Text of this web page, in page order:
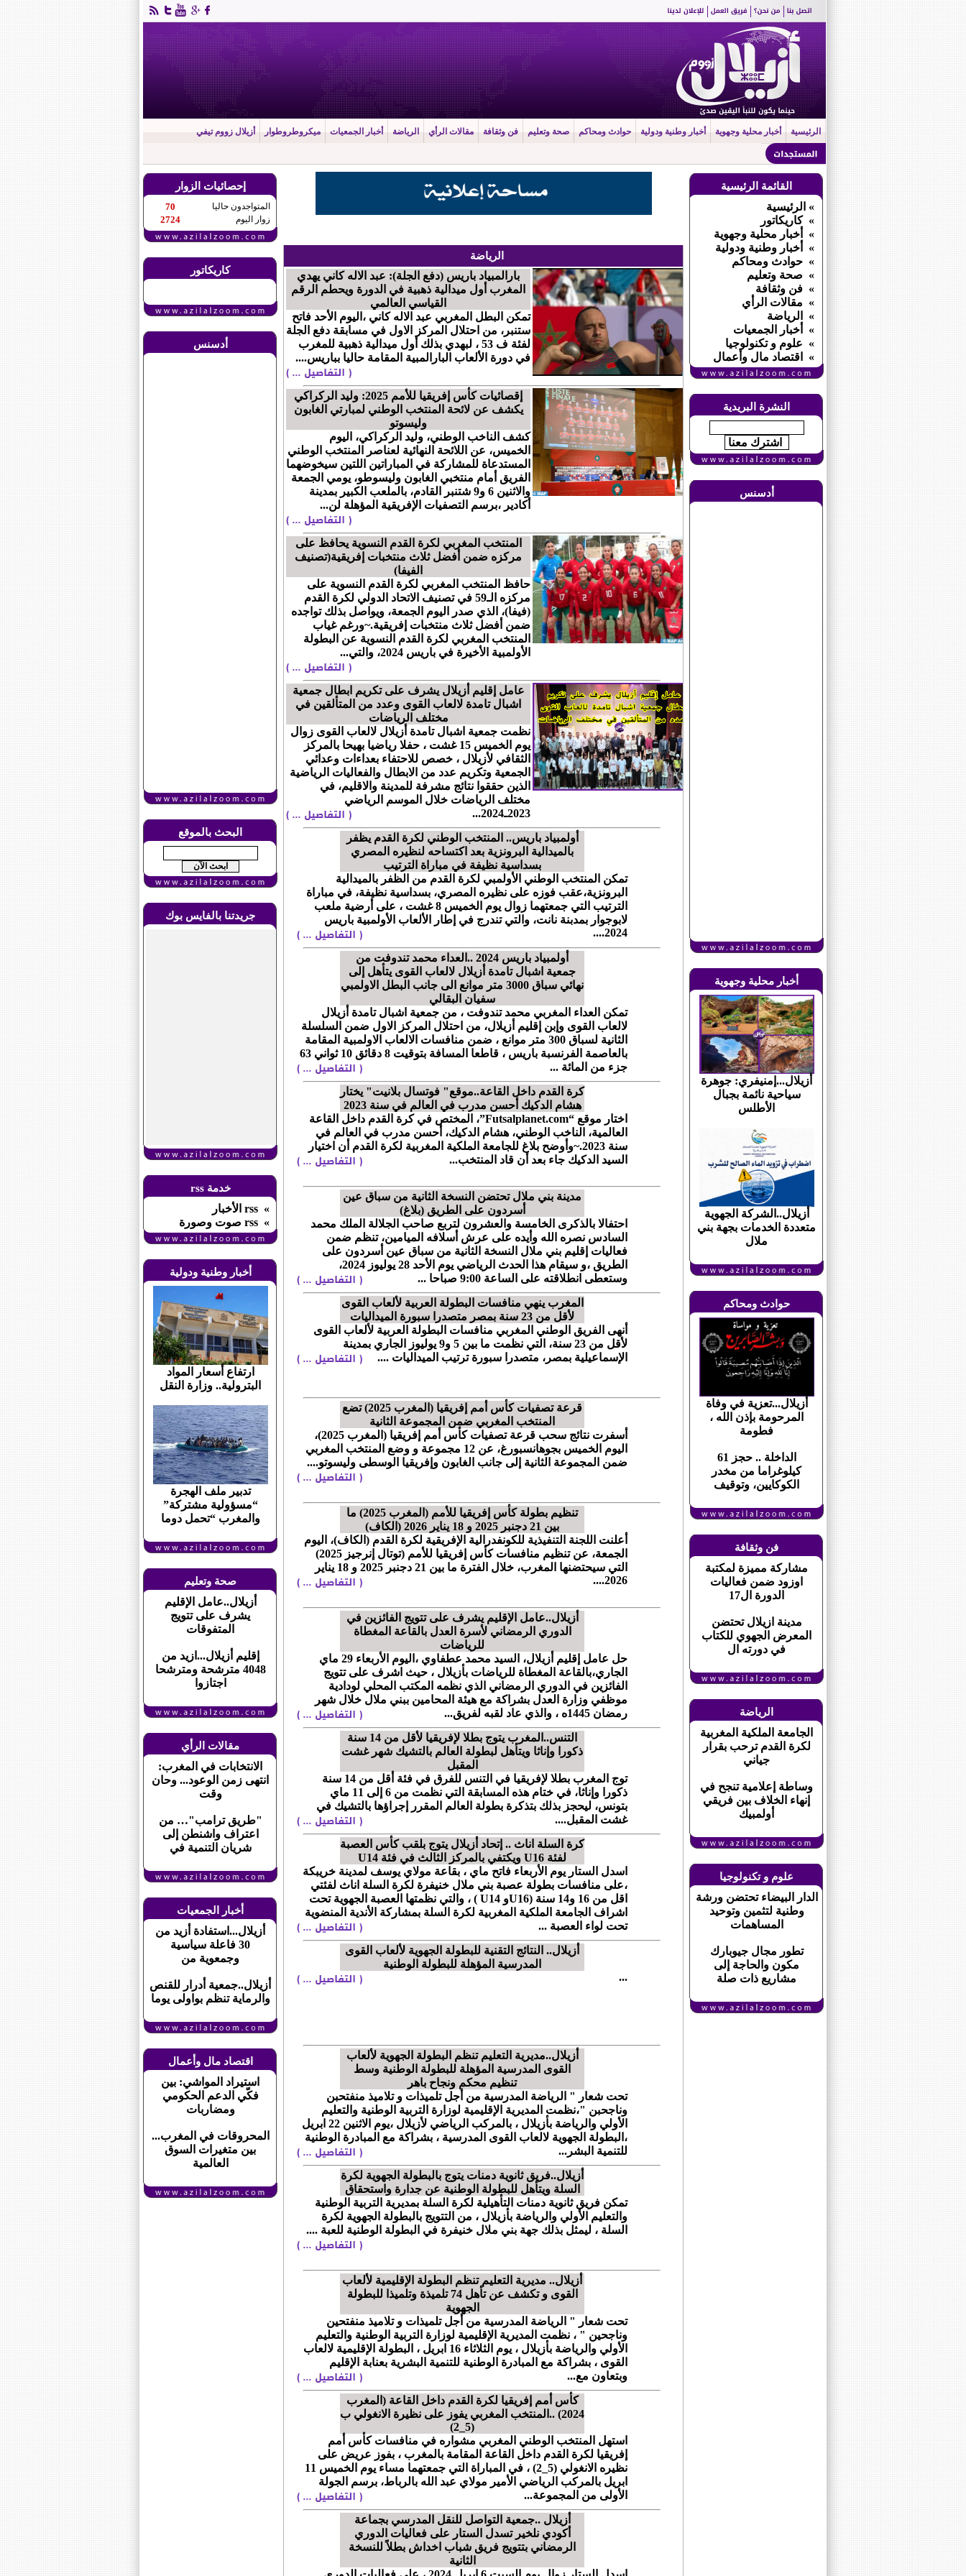
الرئيسية أخبار محلية وجهوية أخبار وطنية ودولية حوادث ومحاكم صحة وتعليم فن وثقافة مقالات الرأي الرياضة أخبار الجمعيات ميكروطروطوار أزيلال زووم تيفي
إحصائيات الزوار
المتواجدون حاليا 70
زوار اليوم 2724
كاريكاتور
أدسنس
البحث بالموقع
جريدتنا بالفايس بوك
خدمة rss
» rss الأخبار
» rss صوت وصورة
أخبار وطنية ودولية
ارتفاع أسعار المواد
البترولية.. وزارة النقل
تدبير ملف الهجرة
“مسؤولية مشتركة”
والمغرب “تحمل دوما
صحة وتعليم
أزيلال..عامل الإقليم
يشرف على تتويج
المتفوقات
إقليم أزيلال...ازيد من
4048 مترشحة ومترشحا
اجتازوا
مقالات الرأي
الانتخابات في المغرب:
انتهى زمن الوعود... وحان
وقت
"طريق ترامب"… من
اعتراف واشنطن إلى
شريان التنمية في
أخبار الجمعيات
أزيلال...استفادة أزيد من
30 فاعلة سياسية
وجمعوية من
أزيلال..جمعية أدرار للقنص
والرماية تنظم بواولى يوما
اقتصاد مال وأعمال
استيراد المواشي: بين
فكّي الدعم الحكومي
ومضاربات
المحروقات في المغرب...
بين متغيرات السوق
العالمية
الرياضة
بارالمبياد باريس (دفع الجلة): عبد الاله كاني يهدي
المغرب أول ميدالية ذهبية في الدورة ويحطم الرقم
القياسي العالمي
تمكن البطل المغربي عبد الاله كاني ،اليوم الأحد فاتح
ستنبر، من احتلال المركز الاول في مسابقة دفع الجلة
لفئة ف 53 ، لبهدي بذلك أول ميدالية ذهبية للمغرب
في دورة الألعاب البارالمبية المقامة حاليا بباريس....
إقصائيات كأس إفريقيا للأمم 2025: وليد الركراكي
يكشف عن لائحة المنتخب الوطني لمبارتي الغابون
وليسوتو
كشف الناخب الوطني، وليد الركراكي، اليوم
الخميس، عن اللائحة النهائية لعناصر المنتخب الوطني
المستدعاة للمشاركة في المباراتين اللتين سيخوضهما
الفريق أمام منتخبي الغابون وليسوطو، يومي الجمعة
والاثنين 6 و9 شتنبر القادم، بالملعب الكبير بمدينة
أكادير ،برسم التصفيات الإفريقية المؤهلة لن...
المنتخب المغربي لكرة القدم النسوية يحافظ على
مركزه ضمن أفضل ثلاث منتخبات إفريقية(تصنيف
الفيفا)
حافظ المنتخب المغربي لكرة القدم النسوية على
مركزه الـ59 في تصنيف الاتحاد الدولي لكرة القدم
(فيفا)، الذي صدر اليوم الجمعة، ويواصل بذلك تواجده
ضمن أفضل ثلاث منتخبات إفريقية.~ورغم غياب
المنتخب المغربي لكرة القدم النسوية عن البطولة
الأولمبية الأخيرة في باريس 2024، والتي...
عامل إقليم أزيلال يشرف على تكريم ابطال جمعية
اشبال تامدة لالعاب القوى وعدد من المتألقين في
مختلف الرياضات
نظمت جمعية اشبال تامدة أزيلال لالعاب القوى زوال
يوم الخميس 15 غشت ، حفلا رياضيا بهيحا بالمركز
الثقافي لأزيلال ، خصص للاحتفاء بعداءات وعدائي
الجمعية وتكريم عدد من الابطال والفعاليات الرياضية
الذين حققوا نتائج مشرفة للمدينة والاقليم، في
مختلف الرياضات خلال الموسم الرياضي
2023ـ2024...
أولمبياد باريس.. المنتخب الوطني لكرة القدم يظفر
بالميدالية البرونزية بعد اكتساحه لنظيره المصري
بسداسية نظيفة في مباراة الترتيب
تمكن المنتخب الوطني الأولمبي لكرة القدم من الظفر بالميدالية
البرونزية،عقب فوزه على نظيره المصري، بسداسية نظيفة، في مباراة
الترتيب التي جمعتهما زوال يوم الخميس 8 غشت ، على أرضية ملعب
لابوجوار بمدبنة نانت، والتي تندرج في إطار الألعاب الأولمبية باريس
2024....
أولمبياد باريس 2024 ..العداء محمد تندوفت من
جمعية اشبال تامدة أزيلال لالعاب القوى يتأهل إلى
نهائي سباق 3000 متر موانع الى جانب البطل الاولمبي
سفيان البقالي
تمكن العداء المغربي محمد تندوفت ، من جمعية اشبال تامدة أزيلال
لالعاب القوى وإبن إقليم أزيلال، من احتلال المركز الاول ضمن السلسلة
الثانية لسباق 300 متر موانع ، ضمن منافسات الالعاب الاولمبية المقامة
بالعاصمة الفرنسبة باريس ، قاطعا المسافة بتوقيت 8 دقائق 10 ثواني 63
جزء من المائة ...
كرة القدم داخل القاعة..موقع" فوتسال بلانيت" يختار
هشام الدكيك أحسن مدرب في العالم في سنة 2023
اختار موقع “Futsalplanet.com”، المختص في كرة القدم داخل القاعة
العالمية، الناخب الوطني، هشام الدكيك، أحسن مدرب في العالم في
سنة 2023.~وأوضح بلاغ للجامعة الملكية المغربية لكرة القدم أن اختيار
السيد الدكيك جاء بعد أن قاد المنتخب...
مدينة بني ملال تحتضن النسخة الثانية من سباق عين
أسردون على الطريق (بلاغ)
احتفالا بالذكرى الخامسة والعشرون لتربع صاحب الجلالة الملك محمد
السادس نصره الله وأيده على عرش أسلافه الميامين، تنظم ضمن
فعاليات إقليم بني ملال النسخة الثانية من سباق عين أسردون على
الطريق ،و سيقام هذا الحدث الرياضي يوم الأحد 28 يوليوز 2024،
وستعطى انطلاقته على الساعة 9:00 صباحا ...
المغرب ينهي منافسات البطولة العربية لألعاب القوى
لأقل من 23 سنة بمصر متصدرا سبورة الميداليات
أنهى الفريق الوطني المغربي منافسات البطولة العربية لألعاب القوى
لأقل من 23 سنة، التي نظمت ما بين 5 و9 يوليوز الجاري بمدينة
الإسماعيلية بمصر، متصدرا سبورة ترتيب الميداليات ....
قرعة تصفيات كأس أمم إفريقيا (المغرب 2025) تضع
المنتخب المغربي ضمن المجموعة الثانية
أسفرت نتائج سحب قرعة تصفيات كأس أمم إفريقيا (المغرب 2025)،
اليوم الخميس بجوهانسبورغ، عن 12 مجموعة و وضع المنتخب المغربي
ضمن المجموعة الثانية إلى جانب الغابون وإفريقيا الوسطى وليسوتو....
تنظيم بطولة كأس إفريقيا للأمم (المغرب 2025) ما
بين 21 دجنبر 2025 و 18 يناير 2026 (الكاف)
أعلنت اللجنة التنفيذية للكونفدرالية الإفريقية لكرة القدم (الكاف)، اليوم
الجمعة، عن تنظيم منافسات كأس إفريقيا للأمم (توتال إنرجيز 2025)
التي سيحتضنها المغرب، خلال الفترة ما بين 21 دجنبر 2025 و 18 يناير
2026....
أزيلال..عامل الإقليم يشرف على تتويج الفائزين في
الدوري الرمضاني لأسرة العدل بالقاعة المغطاة
للرياضات
حل عامل إقليم أزيلال، السيد محمد عطفاوي ،اليوم الأربعاء 29 ماي
الجاري،بالقاعة المغطاة للرياضات بأزيلال ، حيث اشرف على تتويج
الفائزين في الدوري الرمضاني الذي نظمه المكتب المحلي لودادية
موظفي وزارة العدل بشراكة مع هيئة المحامين ببني ملال خلال شهر
رمضان 1445ه ، والذي عاد لقبه لفريق...
التنس..المغرب يتوج بطلا لإفريقيا لأقل من 14 سنة
ذكورا وإناثا ويتأهل لبطولة العالم بالتشيك شهر غشت
المقبل
توج المغرب بطلا لإفريقيا في التنس للفرق في فئة أقل من 14 سنة
ذكورا وإناثا، في ختام هذه المسابقة التي نظمت من 6 إلى 11 ماي
بتونس، ليحجز بذلك بتذكرة بطولة العالم المقرر إجراؤها بالتشيك في
غشت المقبل....
كرة السلة اناث .. إتحاد أزيلال يتوج بلقب كأس العصبة
لفئة U16 ويكتفي بالمركز الثالث في فئة U14
اسدل الستار يوم الأربعاء فاتح ماي ، بقاعة مولاي يوسف لمدينة خريبكة
،على منافسات بطولة عصبة بني ملال خنيفرة لكرة السلة اناث لفئتي
اقل من 16 و14 سنة (U16و U14 ) ، والتي نظمتها العصبة الجهوية تحت
اشراف الجامعة الملكية المغربية لكرة السلة بمشاركة الأندية المنضوية
تحت لواء العصبة ...
أزيلال.. النتائج التقنية للبطولة الجهوية لألعاب القوى
المدرسية المؤهلة للبطولة الوطنية
...
أزيلال..مديرية التعليم تنظم البطولة الجهوية لألعاب
القوى المدرسية المؤهلة للبطولة الوطنية وسط
تنظيم محكم ونجاح باهر
تحت شعار " الرياضة المدرسية من أجل تلميذات و تلاميذ منفتحبن
وناجحبن "،نظمت المديرية الإقليمية لوزارة التربية الوطنية والتعليم
الأولي والرياضة بأزيلال ، بالمركب الرياضي لأزيلال ،يوم الاثنين 22 ابريل
،البطولة الجهوية لالعاب القوى المدرسية ، بشراكة مع المبادرة الوطنية
للتنمية البشر...
أزيلال..فريق ثانوية دمنات يتوج بالبطولة الجهوية لكرة
السلة ويتأهل للبطولة الوطنية عن جدارة واستحقاق
تمكن فريق ثانوية دمنات التأهيلية لكرة السلة بمديرية التربية الوطنية
والتعليم الأولي والرياضة بأزيلال ، من التتويج بالبطولة الجهوية لكرة
السلة ، ليمثل بذلك جهة بني ملال خنيفرة في البطولة الوطنية للعبة ....
أزيلال.. مديرية التعليم تنظم البطولة الإقليمية لألعاب
القوى و تكشف عن تأهل 74 تلميذة وتلميذا للبطولة
الجهوية
تحت شعار " الرياضة المدرسية من أجل تلميذات و تلاميذ منفتحين
وناجحين " ، نظمت المديرية الإقليمية لوزارة التربية الوطنية والتعليم
الأولي والرياضة بأزيلال ، يوم الثلاثاء 16 ابريل ، البطولة الإقليمية لالعاب
القوى ، بشراكة مع المبادرة الوطنية للتنمية البشرية بعنابة الإقليم
وبتعاون مع...
كأس أمم إفريقيا لكرة القدم داخل القاعة (المغرب
2024) ..المنتخب المغربي يفوز على نظيرة الانغولي ب
(5_2)
استهل المنتخب الوطني المغربي مشواره في منافسات كأس أمم
إفريقيا لكرة القدم داخل القاعة المقامة بالمغرب ، بفوز عريض على
نظيره الانغولي (5_2) ، في المباراة التي جمعتهما مساء يوم الخميس 11
ابريل بالمركب الرياضي الأمير مولاي عبد الله بالرباط، برسم الجولة
الأولى من المجموعة...
أزيلال ..جمعية التواصل للنقل المدرسي بجماعة
أكودي نلخير تسدل الستار على فعاليات الدوري
الرمضاني بتتويج فريق شباب اخداش بطلاً للنسخة
الثانية
القائمة الرئيسية
» الرئيسية
» كاريكاتور
» أخبار محلية وجهوية
» أخبار وطنية ودولية
» حوادث ومحاكم
» صحة وتعليم
» فن وثقافة
» مقالات الرأي
» الرياضة
» أخبار الجمعيات
» علوم و تكنولوجيا
» اقتصاد مال وأعمال
النشرة البريدية
أدسنس
أخبار محلية وجهوية
أزيلال...إمنيفري: جوهرة
سياحية نائمة بجبال
الأطلس
أزيلال..الشركة الجهوية
متعددة الخدمات بجهة بني
ملال
حوادث ومحاكم
أزيلال...تعزية في وفاة
المرحومة بإذن الله ،
فطومة
الداخلة .. حجز 61
كيلوغراما من مخدر
الكوكايين، وتوقيف
فن وثقافة
مشاركة مميزة لمكتبة
اوزود ضمن فعاليات
الدورة ال17
مدينة ازيلال تحتضن
المعرض الجهوي للكتاب
في دورته ال
الرياضة
الجامعة الملكية المغربية
لكرة القدم ترحب بقرار
جياني
وساطة إعلامية تنجح في
إنهاء الخلاف بين فريقي
أولمبيك
علوم و تكنولوجيا
الدار البيضاء تحتضن ورشة
وطنية لتثمين وتوحيد
المساهمات
تطور مجال جيوبارك
مكون والحاجة إلى
مشاريع ذات صلة